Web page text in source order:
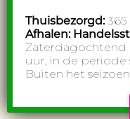
© Onlinepelletshop. All
Thuisbezorgd:365
Afhalen:
Zaterdagochtend
uur, in de
Buiten het